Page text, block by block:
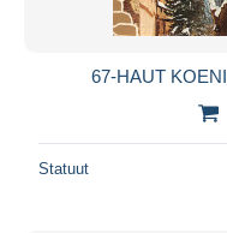
67-HAUT
Statuut